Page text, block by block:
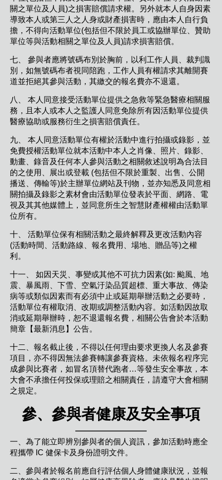
關之單位及人員)之損害賠償請求權。另外就本人自身因素
導致本人或第三人之人身或財產損害時，應由本人自行負
擔，不得向活動單位(包括但不限於員工或協辦單位、贊助
單位等與活動相關之單位及人員)請求損害賠償。
七、 參與者應將號碼布別於胸前，以利工作人員、裁判識
別，如無號碼布者視同陪跑，工作人員有權請求其離開賽
道並拒絕其參與活動，其繳交的報名費亦不退還。
八、 本人同意接受活動單位提供之急救等緊急醫療相關服
務，且本人或本人之監護人同意免除所有因活動單位提供
醫療協助或服務衍生之損害賠償責任。
九、 本人同意活動單位有權於活動中進行拍攝或錄影，並
免費授權活動單位就本活動中本人之肖像、照片、錄影、
動畫、錄音及任何本人參與活動之相關敘述說明為合法目
的之使用、展出或登載 (包括但不限於重製、出售、公開
播送、傳輸等)於主辦單位網站及刊物，並亦知悉及同意相
關拍攝及錄影之素材會由活動單位發表於平面、網路、電
視及其其他媒體上，並同意所生之智慧財產權權由活動單
位所有。
十、 活動單位保有相關活動之最終解釋及更改活動內容
(活動時間、活動路線、報名費用、場地、贈品等)之權
利。
十一、 如因天災、事變或其他不可抗力因素(如: 颱風、地
震、暴風雨、下雪、空氣汙染品質超標、重大事故、傳染
病等或類似因素而有必須中止或延期舉辦活動之必要時，
活動單位有權取消、改期或調整活動內容。如活動因故取
消或延期舉辦時，恕不退還報名費，相關公告會於本活動
簡章【最新消息】公告。
十二、報名截止後，不得以任何理由要求更換人名及參賽
項目，亦不得因無法參賽轉讓參賽資格。未依報名程序完
成參與比賽者，如冒名頂替代跑者…等發生安全事故，本
大會不承擔任何投保或理賠之相關責任，請遵守大會相關
之規定。
參、參與者健康及安全事項
一、為了能立即辨別參與者的個人資訊，參加活動時應全
程攜帶 IC 健保卡及身份證明文件。
二、參與者於報名前應自行評估個人身體健康狀況，並報